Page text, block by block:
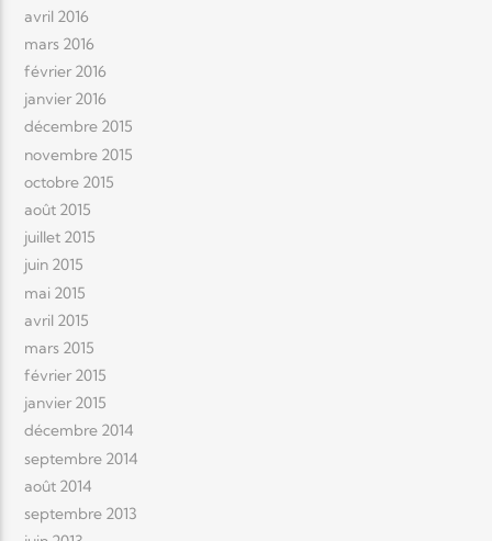
avril 2016
mars 2016
février 2016
janvier 2016
décembre 2015
novembre 2015
octobre 2015
août 2015
juillet 2015
juin 2015
mai 2015
avril 2015
mars 2015
février 2015
janvier 2015
décembre 2014
septembre 2014
août 2014
septembre 2013